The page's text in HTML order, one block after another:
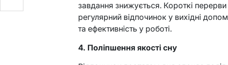
завдання знижується. Короткі
регулярний відпочинок у вихідні
та ефективність у роботі.
4. Поліпшення якості сну